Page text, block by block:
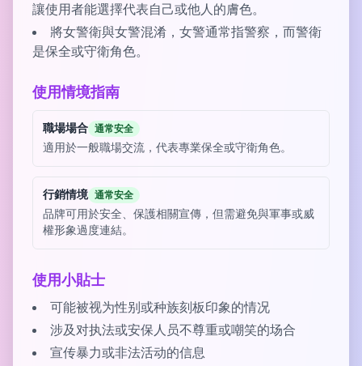
讓使用者能選擇代表自己或他人的膚色。
將女警衛與女警混淆，女警通常指警察，而警衛
是保全或守衛角色。
使用情境指南
職場場合 通常安全
適用於一般職場交流，代表專業保全或守衛角色。
行銷情境 通常安全
品牌可用於安全、保護相關宣傳，但需避免與軍事或威
權形象過度連結。
使用小貼士
可能被视为性别或种族刻板印象的情况
涉及对执法或安保人员不尊重或嘲笑的场合
宣传暴力或非法活动的信息